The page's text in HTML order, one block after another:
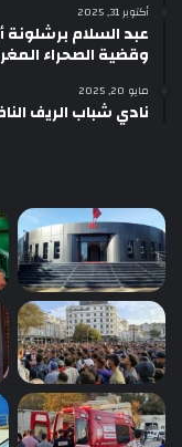
أكتوبر 31, 2025
عبد السلام برشلونة
وقضية الصحراء
مايو 20, 2025
نادي شباب الريف